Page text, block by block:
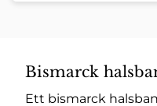
Bismarck
Ett bismarck